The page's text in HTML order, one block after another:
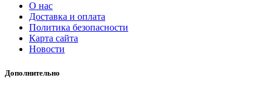
О нас
Доставка и оплата
Политика безопасности
Карта сайта
Новости
Дополнительно